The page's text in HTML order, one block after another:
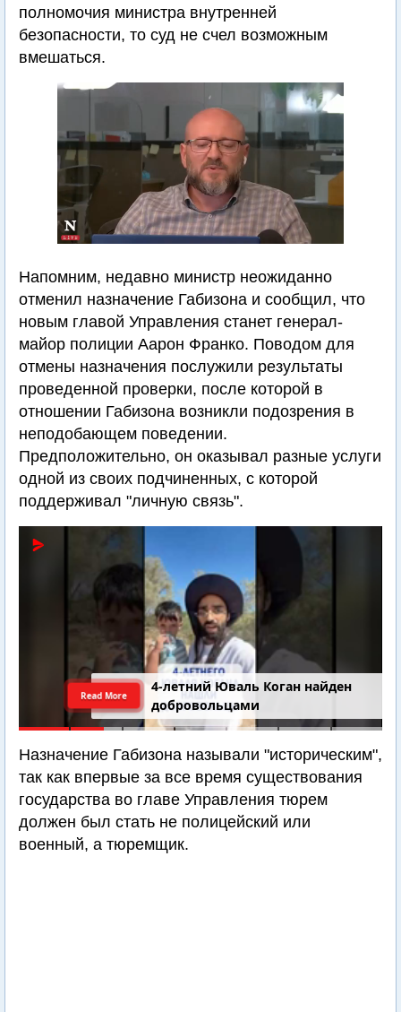
полномочия министра внутренней
безопасности, то суд не счел возможным
вмешаться.
Напомним, недавно министр неожиданно
отменил назначение Габизона и сообщил, что
новым главой Управления станет генерал-
майор полиции Аарон Франко. Поводом для
отмены назначения послужили результаты
проведенной проверки, после которой в
отношении Габизона возникли подозрения в
неподобающем поведении.
Предположительно, он оказывал разные услуги
одной из своих подчиненных, с которой
поддерживал "личную связь".
4-летний Юваль Коган найден
добровольцами
Read More
Назначение Габизона называли "историческим",
так как впервые за все время существования
государства во главе Управления тюрем
должен был стать не полицейский или
военный, а тюремщик.